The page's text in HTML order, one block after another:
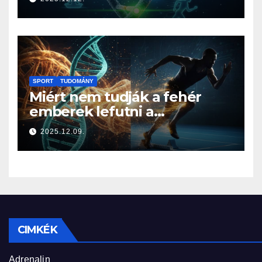
SPORT TUDOMÁNY
Miért nem tudják a fehér
emberek lefutni a
jamaicaiakat? A sprintelés
genetikája
2025.12.09.
CIMKÉK
Adrenalin